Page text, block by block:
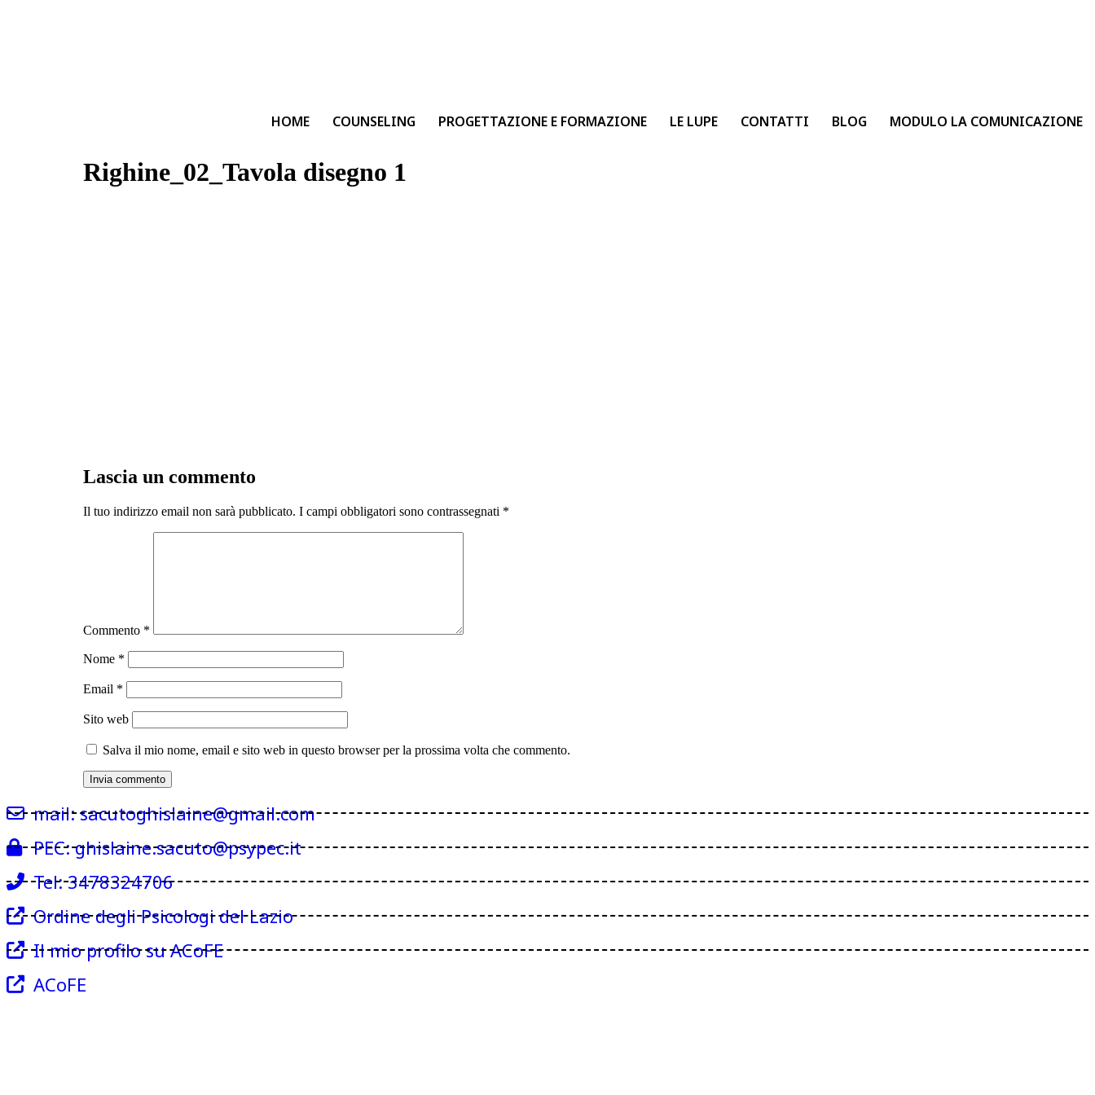
HOME COUNSELING PROGETTAZIONE E FORMAZIONE LE LUPE CONTATTI BLOG MODULO LA COMUNICAZIONE
Righine_02_Tavola disegno 1
Lascia un commento
Il tuo indirizzo email non sarà pubblicato. I campi obbligatori sono contrassegnati *
Commento *
Nome *
Email *
Sito web
Salva il mio nome, email e sito web in questo browser per la prossima volta che commento.
mail: sacutoghislaine@gmail.com
PEC: ghislaine.sacuto@psypec.it
Tel: 3478324706
Ordine degli Psicologi del Lazio
Il mio profilo su ACoFE
ACoFE